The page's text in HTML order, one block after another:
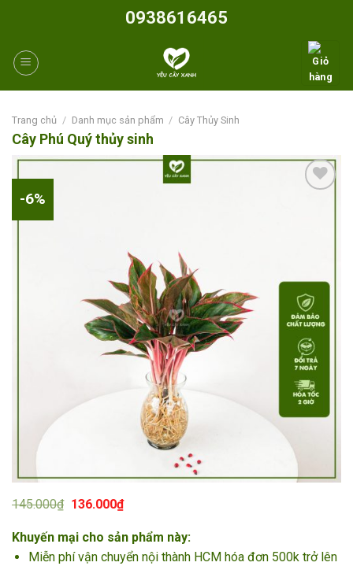
content
0938616465
Trang chủ / Danh mục sản phẩm / Cây Thủy Sinh
Cây Phú Quý thủy sinh
-6%
145.000₫ Giá
là:
145.000₫.
136.000₫Giá
là:
136.000₫.
Khuyến mại cho sản phẩm này:
Miễn phí vận chuyển nội thành HCM hóa đơn 500k trở lên